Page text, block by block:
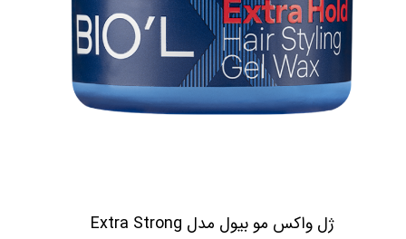
ژل واکس مو بیول مدل Extra Strong